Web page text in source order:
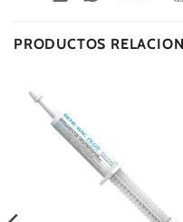
PRODUCTOS